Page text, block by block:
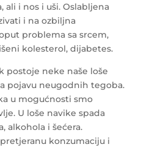
ali i nos i uši. Oslabljena
i na ozbiljna
problema sa srcem,
kolesterol, dijabetes.
postoje neke naše loše
pojavu neugodnih tegoba.
u mogućnosti smo
U loše navike spada
alkohola i šećera.
konzumaciju i